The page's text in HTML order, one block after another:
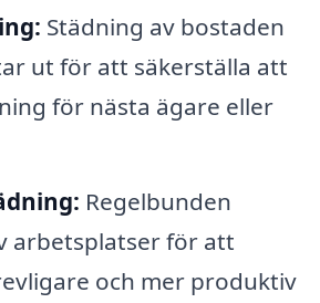
Städning av bostaden
ut för att säkerställa att
för nästa ägare eller
Regelbunden
arbetsplatser för att
och mer produktiv